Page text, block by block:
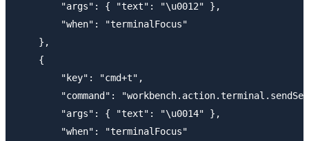
        "args": { "text": "\u0012" },
        "when": "terminalFocus"
    },
    {
        "key": "cmd+t",
"command":
        "args": { "text": "\u0014" },
        "when": "terminalFocus"